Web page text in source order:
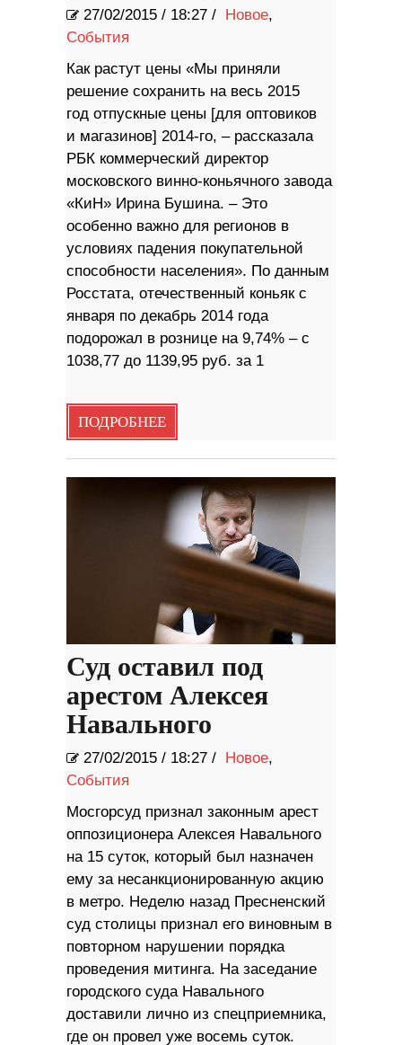
27/02/2015 / 18:27 / Новое,
События
Как растут цены «Мы приняли
решение сохранить на весь 2015
год отпускные цены [для оптовиков
и магазинов] 2014-го, – рассказала
РБК коммерческий директор
московского винно-коньячного завода
«КиН» Ирина Бушина. – Это
особенно важно для регионов в
условиях падения покупательной
способности населения». По данным
Росстата, отечественный коньяк с
января по декабрь 2014 года
подорожал в рознице на 9,74% – с
1038,77 до 1139,95 руб. за 1
ПОДРОБНЕЕ
Суд оставил под
арестом Алексея
Навального
27/02/2015 / 18:27 / Новое,
События
Мосгорсуд признал законным арест
оппозиционера Алексея Навального
на 15 суток, который был назначен
ему за несанкционированную акцию
в метро. Неделю назад Пресненский
суд столицы признал его виновным в
повторном нарушении порядка
проведения митинга. ​На заседание
городского суда Навального
доставили лично из спецприемника,
где он провел уже восемь суток.